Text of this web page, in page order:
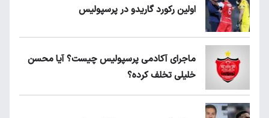
اولین رکورد گاریدو در پرسپولیس
ماجرای آکادمی پرسپولیس چیست؟ آیا محسن
خلیلی تخلف کرده؟